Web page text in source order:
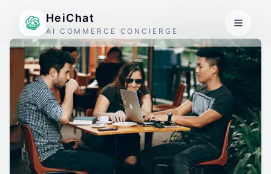
HeiChat
AI COMMERCE CONCIERGE